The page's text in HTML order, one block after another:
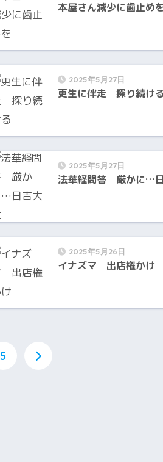
本屋さん減少に歯止め
2025年5月27日
更生に伴走 探り続け
2025年5月27日
法華経問答 厳かに…
2025年5月26日
イナズマ 出店権かけ
5